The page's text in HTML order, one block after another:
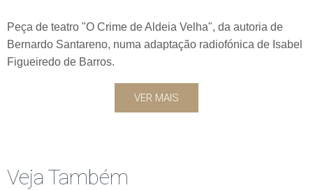
Peça de teatro "O Crime de Aldeia Velha", da autoria de
Bernardo Santareno, numa adaptação radiofónica de Isabel
Figueiredo de Barros.
VER MAIS
Veja Também